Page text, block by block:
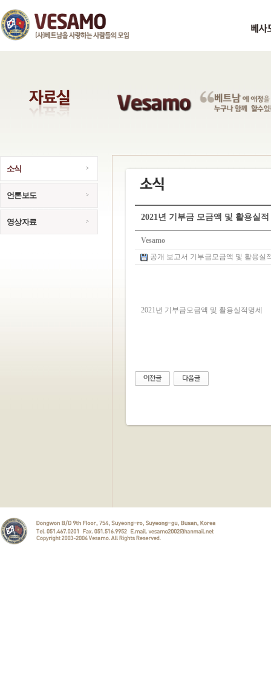
소식
언론보도
영상자료
2021년 기부금 모금액 및 활용실적
Vesamo
공개 보고서 기부금모금액 및 활용실
2021년 기부금모금액 및 활용실적명세